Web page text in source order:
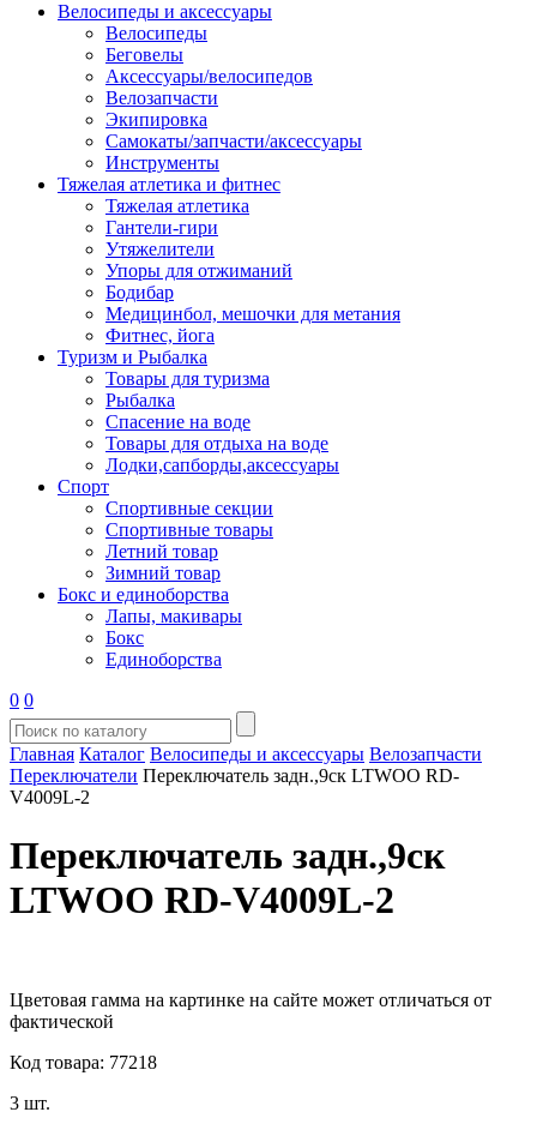
Велосипеды и аксессуары
Велосипеды
Беговелы
Аксессуары/велосипедов
Велозапчасти
Экипировка
Самокаты/запчасти/аксессуары
Инструменты
Тяжелая атлетика и фитнес
Тяжелая атлетика
Гантели-гири
Утяжелители
Упоры для отжиманий
Бодибар
Медицинбол, мешочки для метания
Фитнес, йога
Туризм и Рыбалка
Товары для туризма
Рыбалка
Спасение на воде
Товары для отдыха на воде
Лодки,сапборды,аксессуары
Спорт
Спортивные секции
Спортивные товары
Летний товар
Зимний товар
Бокс и единоборства
Лапы, макивары
Бокс
Единоборства
0 0
Главная Каталог Велосипеды и аксессуары Велозапчасти
Переключатели Переключатель задн.,9ск LTWOO RD-
V4009L-2
Переключатель задн.,9ск
LTWOO RD-V4009L-2
Цветовая гамма на картинке на сайте может отличаться от
фактической
Код товара: 77218
3 шт.